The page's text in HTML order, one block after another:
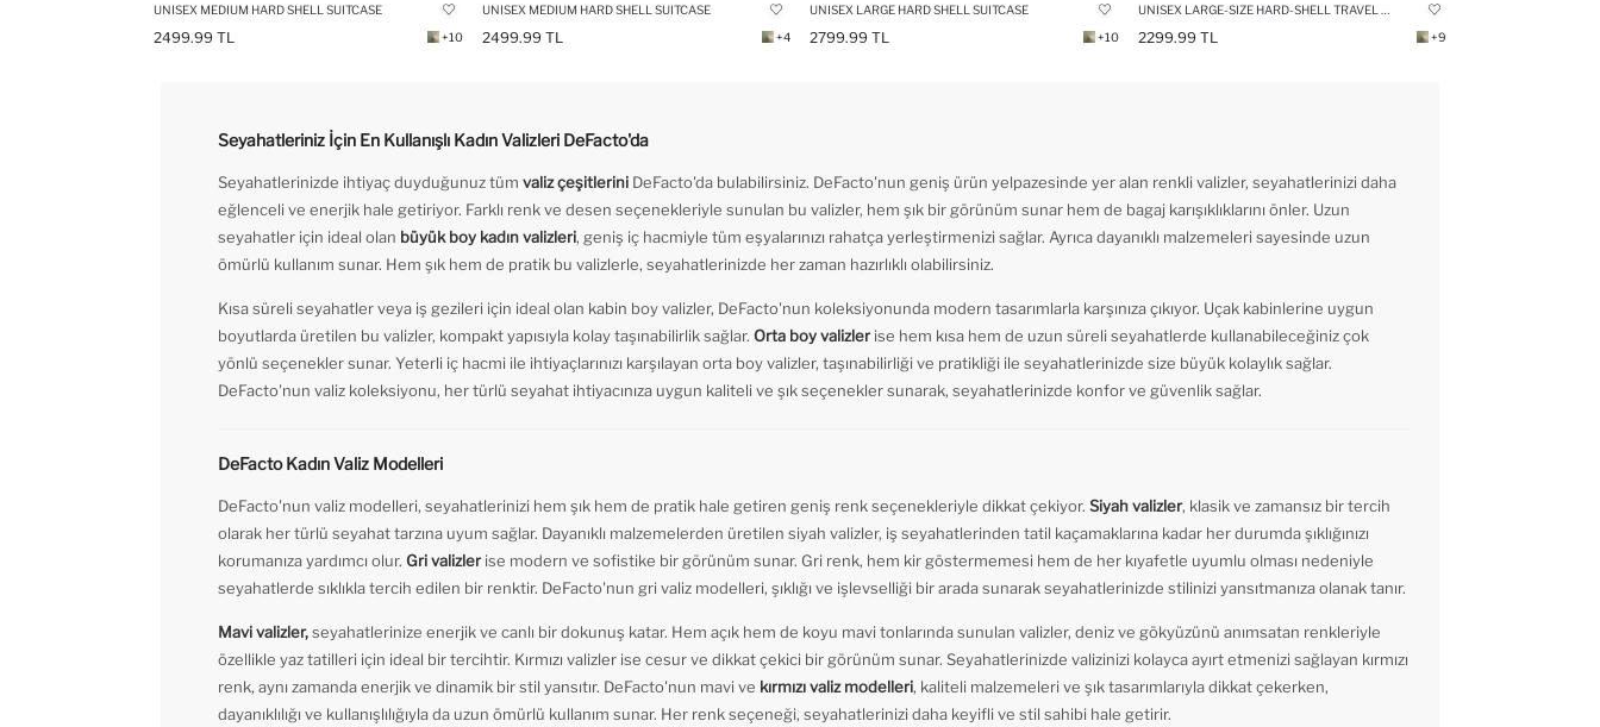
UNISEX MEDIUM HARD SHELL SUITCASE
2499.99 TL +10
UNISEX MEDIUM HARD SHELL SUITCASE
2499.99 TL +4
UNISEX LARGE HARD SHELL SUITCASE
2799.99 TL +10 2299.99 TL +9
Seyahatleriniz İçin En Kullanışlı Kadın Valizleri DeFacto'da
Seyahatlerinizde ihtiyaç duyduğunuz tüm valiz çeşitlerini DeFacto'da bulabilirsiniz. DeFacto'nun geniş ürün yelpazesinde yer alan renkli valizler, seyahatlerinizi daha
eğlenceli ve enerjik hale getiriyor. Farklı renk ve desen seçenekleriyle sunulan bu valizler, hem şık bir görünüm sunar hem de bagaj karışıklıklarını önler. Uzun
seyahatler için ideal olan büyük boy kadın valizleri, geniş iç hacmiyle tüm eşyalarınızı rahatça yerleştirmenizi sağlar. Ayrıca dayanıklı malzemeleri sayesinde uzun
ömürlü kullanım sunar. Hem şık hem de pratik bu valizlerle, seyahatlerinizde her zaman hazırlıklı olabilirsiniz.
Kısa süreli seyahatler veya iş gezileri için ideal olan kabin boy valizler, DeFacto'nun koleksiyonunda modern tasarımlarla karşınıza çıkıyor. Uçak kabinlerine uygun
boyutlarda üretilen bu valizler, kompakt yapısıyla kolay taşınabilirlik sağlar. Orta boy valizlerise hem kısa hem de uzun süreli seyahatlerde kullanabileceğiniz çok
yönlü seçenekler sunar. Yeterli iç hacmi ile ihtiyaçlarınızı karşılayan orta boy valizler, taşınabilirliği ve pratikliği ile seyahatlerinizde size büyük kolaylık sağlar.
DeFacto'nun valiz koleksiyonu, her türlü seyahat ihtiyacınıza uygun kaliteli ve şık seçenekler sunarak, seyahatlerinizde konfor ve güvenlik sağlar.
DeFacto Kadın Valiz Modelleri
DeFacto'nun valiz modelleri, seyahatlerinizi hem şık hem de pratik hale getiren geniş renk seçenekleriyle dikkat çekiyor. Siyah valizler, klasik ve zamansız bir tercih
olarak her türlü seyahat tarzına uyum sağlar. Dayanıklı malzemelerden üretilen siyah valizler, iş seyahatlerinden tatil kaçamaklarına kadar her durumda şıklığınızı
korumanıza yardımcı olur. Gri valizlerise modern ve sofistike bir görünüm sunar. Gri renk, hem kir göstermemesi hem de her kıyafetle uyumlu olması nedeniyle
seyahatlerde sıklıkla tercih edilen bir renktir. DeFacto'nun gri valiz modelleri, şıklığı ve işlevselliği bir arada sunarak seyahatlerinizde stilinizi yansıtmanıza olanak tanır.
Mavi valizler,seyahatlerinize enerjik ve canlı bir dokunuş katar. Hem açık hem de koyu mavi tonlarında sunulan valizler, deniz ve gökyüzünü anımsatan renkleriyle
özellikle yaz tatilleri için ideal bir tercihtir. Kırmızı valizler ise cesur ve dikkat çekici bir görünüm sunar. Seyahatlerinizde valizinizi kolayca ayırt etmenizi sağlayan kırmızı
renk, aynı zamanda enerjik ve dinamik bir stil yansıtır. DeFacto'nun mavi ve kırmızı valiz modelleri, kaliteli malzemeleri ve şık tasarımlarıyla dikkat çekerken,
dayanıklılığı ve kullanışlılığıyla da uzun ömürlü kullanım sunar. Her renk seçeneği, seyahatlerinizi daha keyifli ve stil sahibi hale getirir.